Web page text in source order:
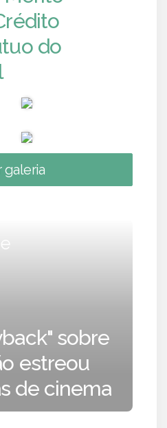
do
galeria
sobre
estreou
de cinema